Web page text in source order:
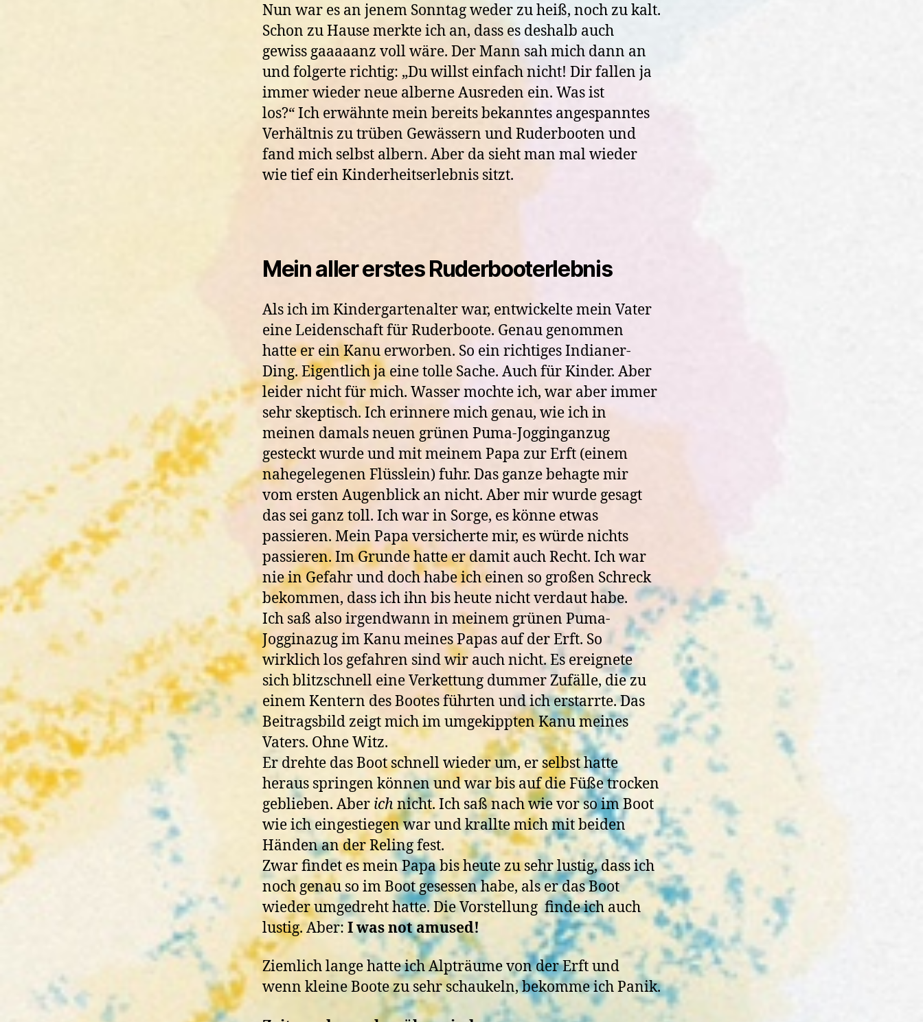
Nun war es an jenem Sonntag weder zu heiß, noch zu kalt.
Schon zu Hause merkte ich an, dass es deshalb auch
gewiss gaaaaanz voll wäre. Der Mann sah mich dann an
und folgerte richtig: „Du willst einfach nicht! Dir fallen ja
immer wieder neue alberne Ausreden ein. Was ist
los?“ Ich erwähnte mein bereits bekanntes angespanntes
Verhältnis zu trüben Gewässern und Ruderbooten und
fand mich selbst albern. Aber da sieht man mal wieder
wie tief ein Kinderheitserlebnis sitzt.
Mein aller erstes Ruderbooterlebnis
Als ich im Kindergartenalter war, entwickelte mein Vater
eine Leidenschaft für Ruderboote. Genau genommen
hatte er ein Kanu erworben. So ein richtiges Indianer-
Ding. Eigentlich ja eine tolle Sache. Auch für Kinder. Aber
leider nicht für mich. Wasser mochte ich, war aber immer
sehr skeptisch. Ich erinnere mich genau, wie ich in
meinen damals neuen grünen Puma-Jogginganzug
gesteckt wurde und mit meinem Papa zur Erft (einem
nahegelegenen Flüsslein) fuhr. Das ganze behagte mir
vom ersten Augenblick an nicht. Aber mir wurde gesagt
das sei ganz toll. Ich war in Sorge, es könne etwas
passieren. Mein Papa versicherte mir, es würde nichts
passieren. Im Grunde hatte er damit auch Recht. Ich war
nie in Gefahr und doch habe ich einen so großen Schreck
bekommen, dass ich ihn bis heute nicht verdaut habe.
Ich saß also irgendwann in meinem grünen Puma-
Jogginazug im Kanu meines Papas auf der Erft. So
wirklich los gefahren sind wir auch nicht. Es ereignete
sich blitzschnell eine Verkettung dummer Zufälle, die zu
einem Kentern des Bootes führten und ich erstarrte. Das
Beitragsbild zeigt mich im umgekippten Kanu meines
Vaters. Ohne Witz.
Er drehte das Boot schnell wieder um, er selbst hatte
heraus springen können und war bis auf die Füße trocken
geblieben. Aber ichnicht. Ich saß nach wie vor so im Boot
wie ich eingestiegen war und krallte mich mit beiden
Händen an der Reling fest.
Zwar findet es mein Papa bis heute zu sehr lustig, dass ich
noch genau so im Boot gesessen habe, als er das Boot
wieder umgedreht hatte. Die Vorstellung finde ich auch
lustig. Aber: I was not amused!
Ziemlich lange hatte ich Alpträume von der Erft und
wenn kleine Boote zu sehr schaukeln, bekomme ich Panik.